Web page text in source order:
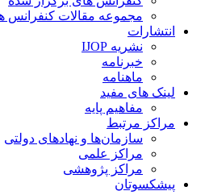
مجموعه مقالات کنفرانس ها
انتشارات
نشریه IJOP
خبرنامه
ماهنامه
لینک های مفید
مفاهیم پایه
مراکز مرتبط
سازمان‌ها و نهادهای دولتی
مراکز علمی
مراکز پژوهشی
پیشکسوتان